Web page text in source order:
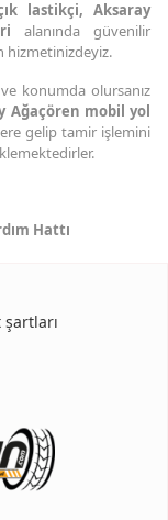
lastikçi, Aksaray
alanında güvenilir
hizmetinizdeyiz.
konumda olursanız
Ağaçören mobil yol
gelip tamir işlemini
Hattı